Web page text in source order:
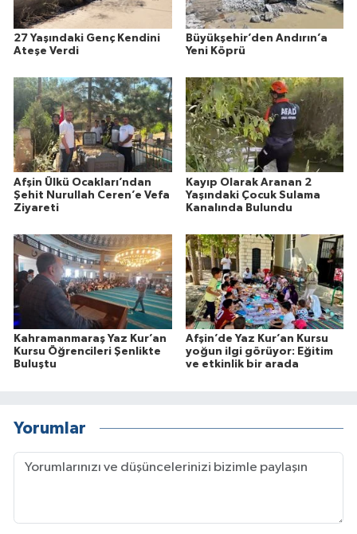
27 Yaşındaki Genç Kendini
Ateşe Verdi
Büyükşehir’den Andırın’a
Yeni Köprü
Afşin Ülkü Ocakları’ndan
Şehit Nurullah Ceren’e Vefa
Ziyareti
Kayıp Olarak Aranan 2
Yaşındaki Çocuk Sulama
Kanalında Bulundu
Kahramanmaraş Yaz Kur’an
Kursu Öğrencileri Şenlikte
Buluştu
Afşin’de Yaz Kur’an Kursu
yoğun ilgi görüyor: Eğitim
ve etkinlik bir arada
Yorumlar